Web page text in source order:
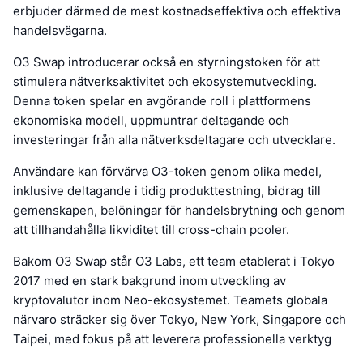
erbjuder därmed de mest kostnadseffektiva och effektiva
handelsvägarna.
O3 Swap introducerar också en styrningstoken för att
stimulera nätverksaktivitet och ekosystemutveckling.
Denna token spelar en avgörande roll i plattformens
ekonomiska modell, uppmuntrar deltagande och
investeringar från alla nätverksdeltagare och utvecklare.
Användare kan förvärva O3-token genom olika medel,
inklusive deltagande i tidig produkttestning, bidrag till
gemenskapen, belöningar för handelsbrytning och genom
att tillhandahålla likviditet till cross-chain pooler.
Bakom O3 Swap står O3 Labs, ett team etablerat i Tokyo
2017 med en stark bakgrund inom utveckling av
kryptovalutor inom Neo-ekosystemet. Teamets globala
närvaro sträcker sig över Tokyo, New York, Singapore och
Taipei, med fokus på att leverera professionella verktyg